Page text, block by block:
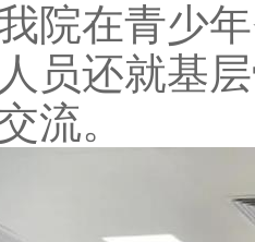
院在青少
员还就基
流。